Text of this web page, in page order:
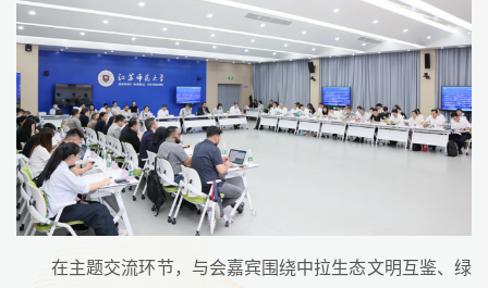
在主题交流环节，与会嘉宾围绕中拉生态文明互鉴、绿